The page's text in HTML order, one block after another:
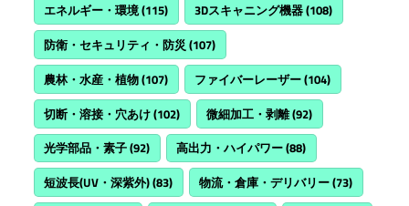
エネルギー・環境(115) 3Dスキャニング機器(108)
防衛・セキュリティ・防災(107)
農林・水産・植物(107) ファイバーレーザー(104)
切断・溶接・穴あけ(102) 微細加工・剥離(92)
光学部品・素子(92) 高出力・ハイパワー(88)
短波長(UV・深紫外)(83) 物流・倉庫・デリバリー(73)